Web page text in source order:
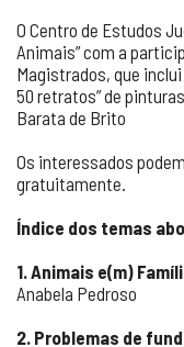
O Centro de Estudos
Animais” com a
Magistrados, que
50 retratos” de
Barata de Brito
Os interessados
gratuitamente.
Índice dos temas
1. Animais e(m)
Anabela Pedroso
2. Problemas de